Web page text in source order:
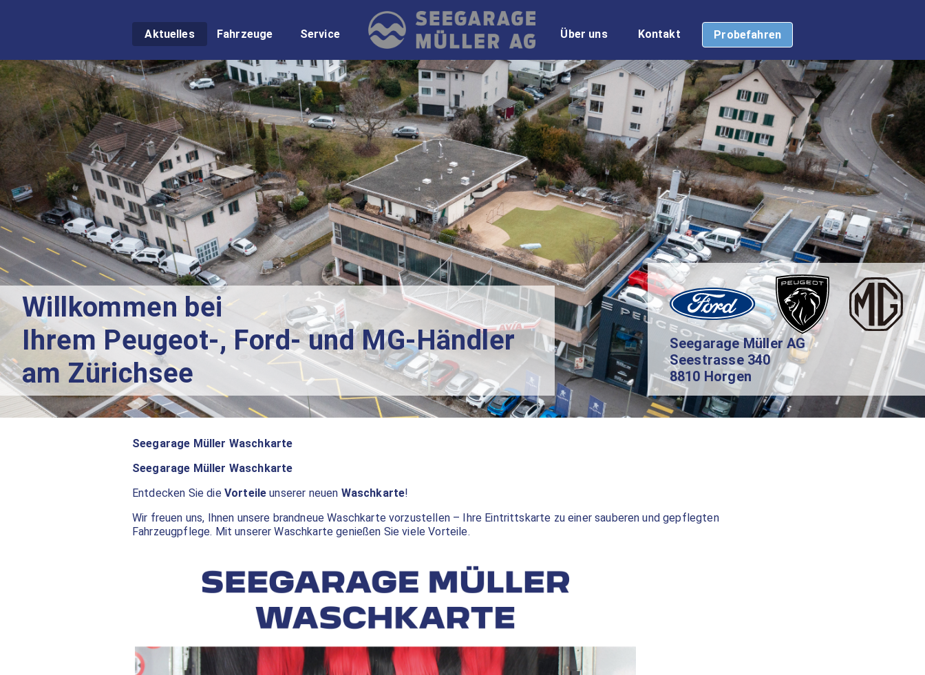
Aktuelles Fahrzeuge Service Über uns Kontakt Probefahren
Willkommen bei
Ihrem Peugeot-, Ford- und MG-Händler
am Zürichsee
Seegarage Müller AG
Seestrasse 340
8810 Horgen
Seegarage Müller Waschkarte
Seegarage Müller Waschkarte
Entdecken Sie die Vorteile unserer neuen Waschkarte!
Wir freuen uns, Ihnen unsere brandneue Waschkarte vorzustellen – Ihre Eintrittskarte zu einer sauberen und gepflegten
Fahrzeugpflege. Mit unserer Waschkarte genießen Sie viele Vorteile.